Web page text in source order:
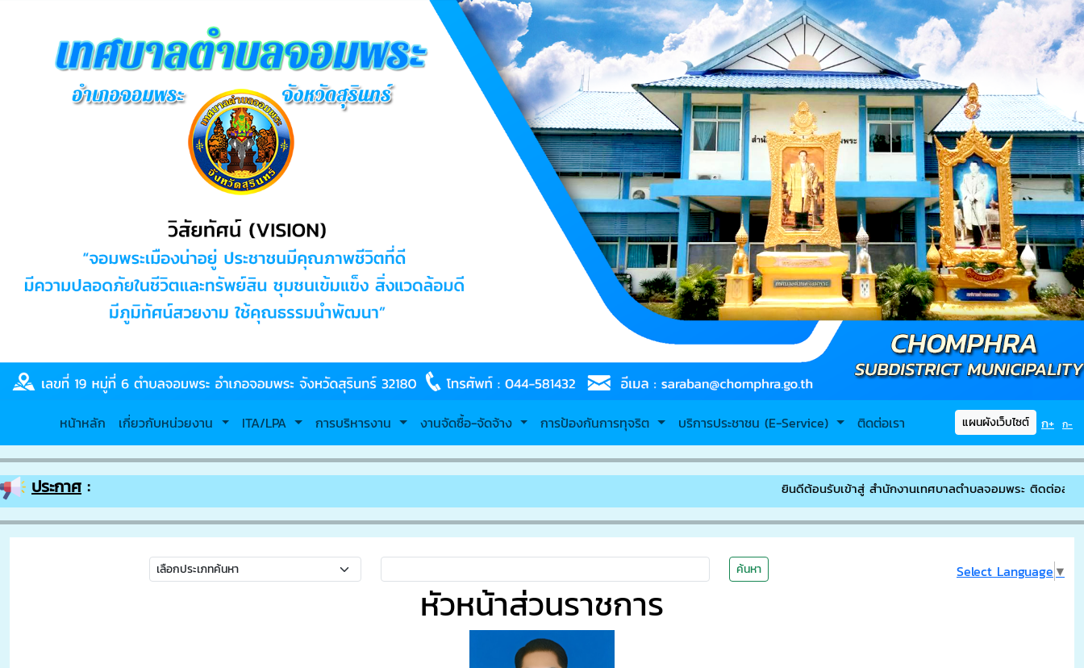
หน้าหลัก เกี่ยวกับหน่วยงาน ITA/LPA การบริหารงาน งานจัดซื้อ-จัดจ้าง การป้องกันการทุจริต บริการประชาชน (E-Service) ติดต่อเรา แผนผังเว็บไซต์ ก+ ก-
ประกาศ : ยินดีต้อนรับเข้าสู่ สำนักงานเทศบาลตำบลจอมพระ ติดต่อสอบถาม //
ค้นหา Select Language ▼
หัวหน้าส่วนราชการ